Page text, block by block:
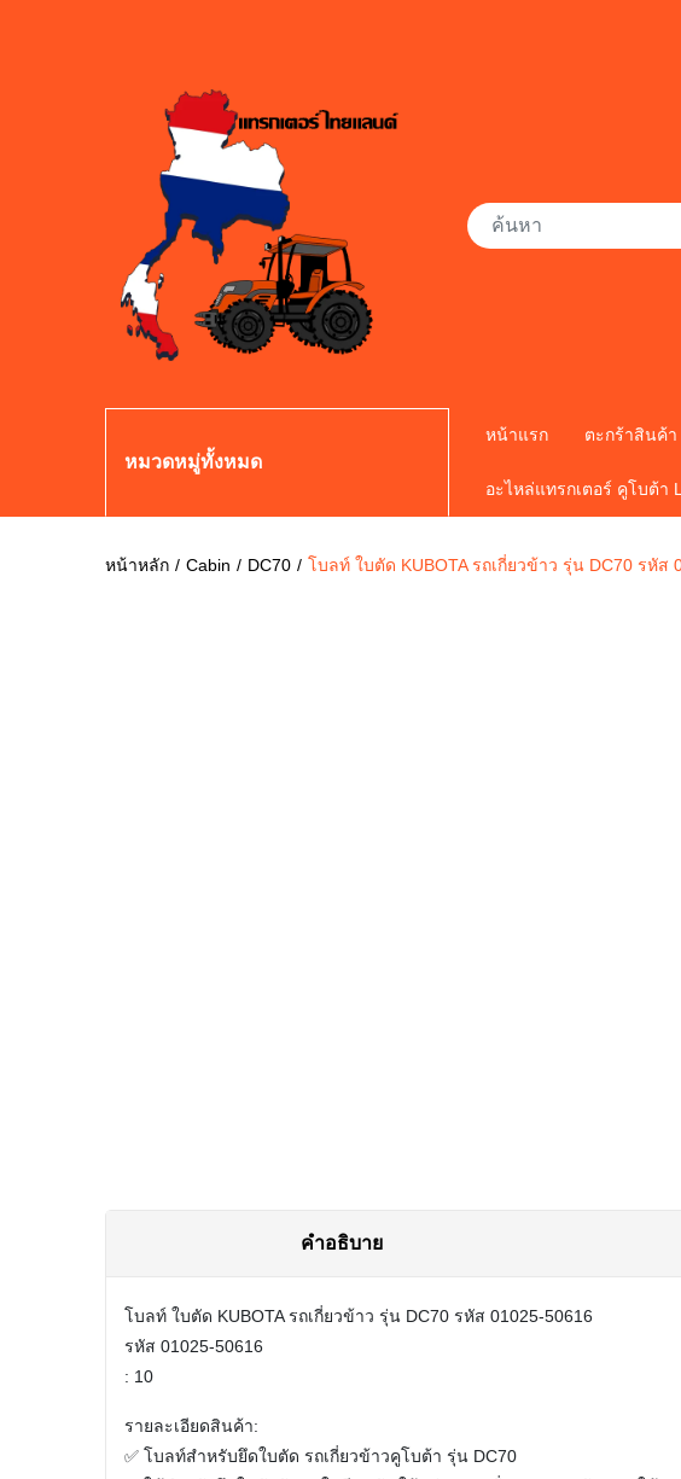
หมวดหมู่ทั้งหมด
หน้าแรก ตะกร้าสินค้า
อะไหล่แทรกเตอร์ คูโบต้า
หน้าหลัก Cabin DC70 โบลท์ ใบตัด KUBOTA รถเกี่ยวข้าว รุ่น DC70 รหัส
คำอธิบาย
โบลท์ ใบตัด KUBOTA รถเกี่ยวข้าว รุ่น DC70 รหัส 01025-50616
รหัส 01025-50616
: 10
รายละเอียดสินค้า:
✅ โบลท์สำหรับยึดใบตัด รถเกี่ยวข้าวคูโบต้า รุ่น DC70